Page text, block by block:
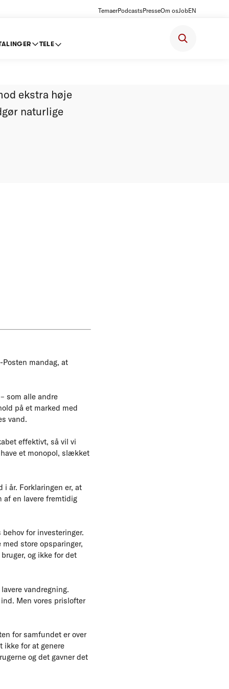
TemaerPodcastsPresseOm osJobEN
TELE
ekstra høje
naturlige
mandag, at
som alle andre
på et marked med
vand.
effektivt, så vil vi
et monopol, slækket
i år. Forklaringen er, at
af en lavere fremtidig
for investeringer.
store opsparinger,
og ikke for det
vandregning.
Men vores prislofter
for samfundet er over
ikke for at genere
og det gavner det